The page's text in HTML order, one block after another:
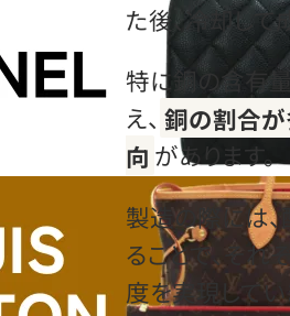
た後、冷却し
特に銅の含有
え、 銅の割合
向 があります。
製造の際には
ることで、そ
度を実現してい